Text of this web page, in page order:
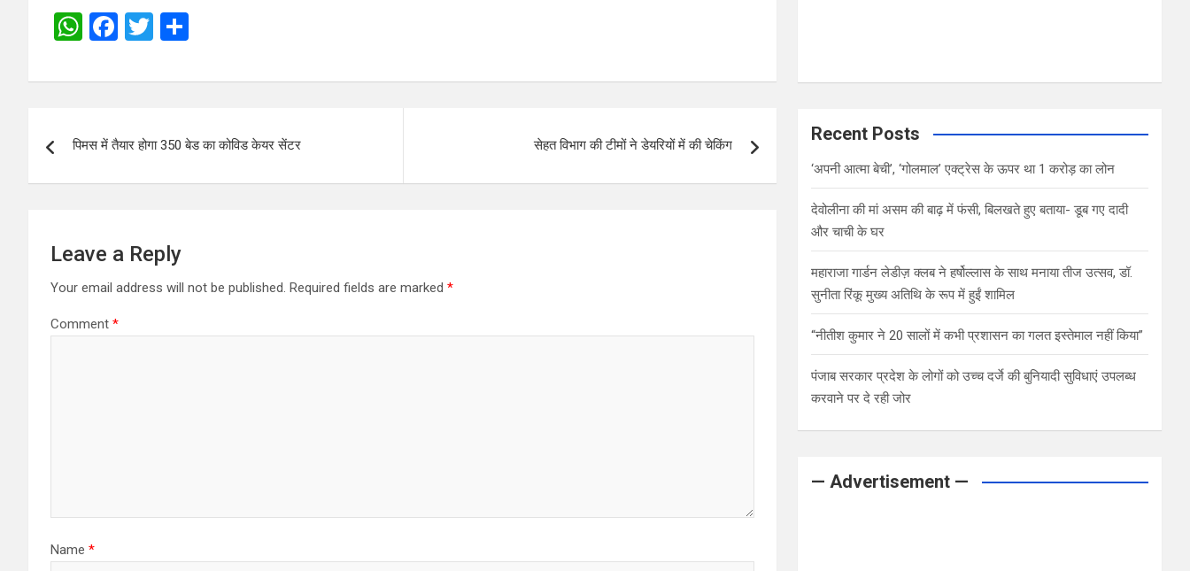
W
at
A
F
ce
o
T
tt ar
navigation
पिमस में तैयार होगा 350 बेड का कोविड केयर सेंटर सेहत विभाग की टीमों ने डेयरियों में की चेकिंग
Leave a Reply
Your email address will not be published. Required fields are marked *
Comment *
Name *
Recent Posts
‘अपनी आत्मा बेची’, ‘गोलमाल’ एक्ट्रेस के ऊपर था 1 करोड़ का लोन
देवोलीना की मां असम की बाढ़ में फंसी, बिलखते हुए बताया- डूब गए दादी
और चाची के घर
महाराजा गार्डन लेडीज़ क्लब ने हर्षोल्लास के साथ मनाया तीज उत्सव, डॉ.
सुनीता रिंकू मुख्य अतिथि के रूप में हुईं शामिल
“नीतीश कुमार ने 20 सालों में कभी प्रशासन का गलत इस्तेमाल नहीं किया”
पंजाब सरकार प्रदेश के लोगों को उच्च दर्जे की बुनियादी सुविधाएं उपलब्ध
करवाने पर दे रही जोर
— Advertisement —